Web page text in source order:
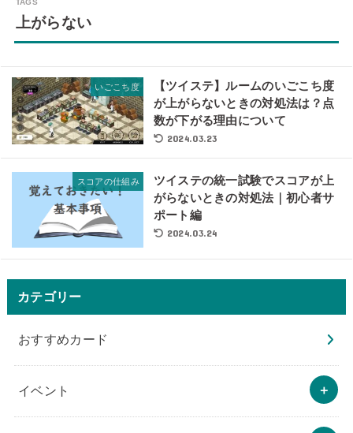
上がらない
いごこち度
【ツイステ】ルームのいごこち度
が上がらないときの対処法は？点
数が下がる理由について
2024.03.23
スコアの仕組み
ツイステの統一試験でスコアが上
がらないときの対処法｜初心者サ
ポート編
2024.03.24
カテゴリー
おすすめカード
イベント